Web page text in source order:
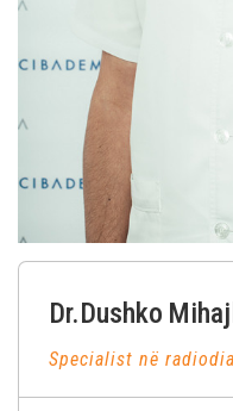
Dr.Dushko
Specialist në